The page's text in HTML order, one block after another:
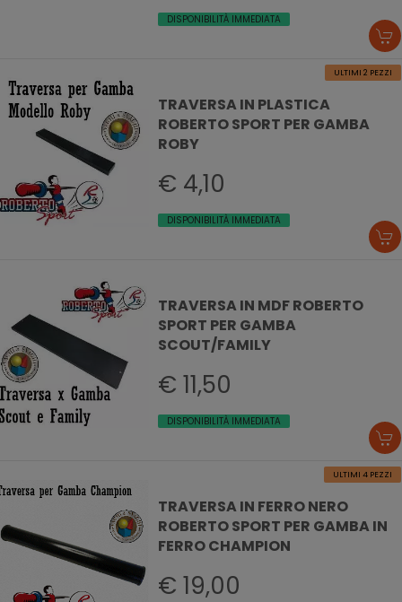
DISPONIBILITÀ IMMEDIATA
ULTIMI 2 PEZZI
TRAVERSA IN PLASTICA
ROBERTO SPORT PER GAMBA
ROBY
€ 4,10
DISPONIBILITÀ IMMEDIATA
TRAVERSA IN MDF ROBERTO
SPORT PER GAMBA
SCOUT/FAMILY
€ 11,50
DISPONIBILITÀ IMMEDIATA
ULTIMI 4 PEZZI
TRAVERSA IN FERRO NERO
ROBERTO SPORT PER GAMBA IN
FERRO CHAMPION
€ 19,00